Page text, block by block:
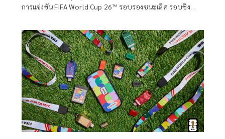
การแข่งขัน FIFA World Cup 26™ รอบรองชนะเลิศ รอบชิง
ที่สุดในการแข่งขันฟุตบอลระดับนานาชาติ